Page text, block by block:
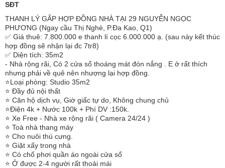
SĐT
THANH LÝ GẤP HỢP ĐỒNG NHÀ TẠI 29 NGUYỄN NGỌC
PHƯƠNG (Ngay cầu Thị Nghè, P.Đa Kao, Q1)
✅ Giá thuê: 7.800.000 e thanh lí cọc 6.000.000 ạ. (sau này kết thúc
hợp đồng sẽ nhận lại đc 7tr8)
✅ Diện tích: 35m2
- Nhà rộng rãi, Có 2 cửa sổ thoáng mát đón nắng . E ở rất thích
nhưng phải về quê nên nhượng lại hợp đồng.
⭐️Loại phòng: Studio 35m2
⭐️ Đầy đủ nội thất
⭐️ Căn hộ dịch vụ, Giờ giấc tự do, Không chung chủ
⭐️Điện 4k + Nước 100k + Phí DV :150k.
⭐️ Xe Free - Nhà xe rộng rãi ( Camera 24/24 )
⭐️ Toà nhà thang máy
⭐️ Cho nuôi thú cưng.
⭐️ Giặt xấy trong nhà
⭐️ Có chổ phơi quần áo ngoài cửa sổ
⭐️ Ở được 2-4 người rất thoải mái